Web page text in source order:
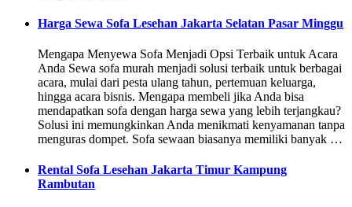
Harga Sewa Sofa Lesehan Jakarta Selatan Pasar Minggu
Mengapa Menyewa Sofa Menjadi Opsi Terbaik untuk Acara
Anda Sewa sofa murah menjadi solusi terbaik untuk berbagai
acara, mulai dari pesta ulang tahun, pertemuan keluarga,
hingga acara bisnis. Mengapa membeli jika Anda bisa
mendapatkan sofa dengan harga sewa yang lebih terjangkau?
Solusi ini memungkinkan Anda menikmati kenyamanan tanpa
menguras dompet. Sofa sewaan biasanya memiliki banyak …
Rental Sofa Lesehan Jakarta Timur Kampung
Rambutan